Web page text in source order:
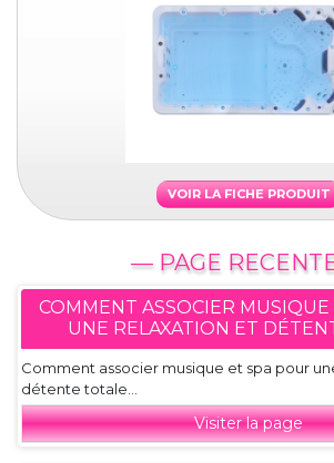
VOIR LA FICHE PRODUIT
— PAGE
COMMENT ASSOCIER
UNE RELAXATION ET
Comment associer musique et spa pour
détente totale...
Visiter la page